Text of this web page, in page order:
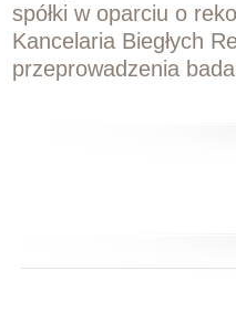
spółki w oparciu o
Kancelaria Biegłych
przeprowadzenia